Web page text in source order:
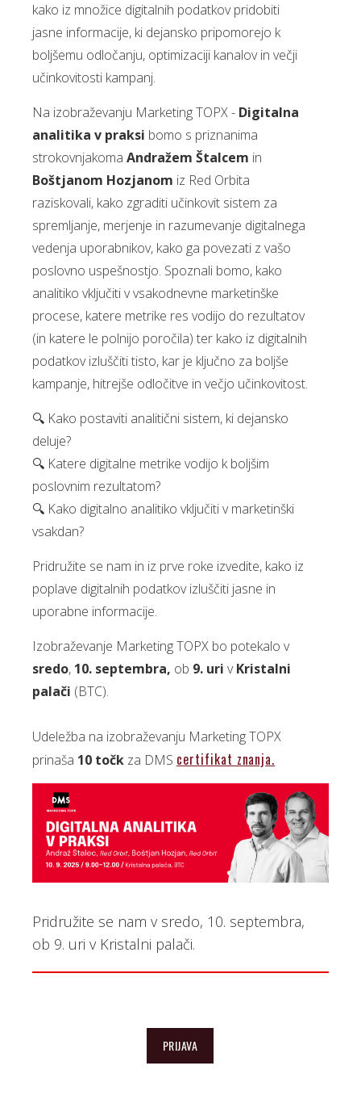
kako iz množice digitalnih podatkov pridobiti
jasne informacije, ki dejansko pripomorejo k
boljšemu odločanju, optimizaciji kanalov in večji
učinkovitosti kampanj.
Na izobraževanju Marketing TOPX - Digitalna
analitika v praksi bomo s priznanima
strokovnjakoma Andražem Štalcem in
Boštjanom Hozjanom iz Red Orbita
raziskovali, kako zgraditi učinkovit sistem za
spremljanje, merjenje in razumevanje digitalnega
vedenja uporabnikov, kako ga povezati z vašo
poslovno uspešnostjo. Spoznali bomo, kako
analitiko vključiti v vsakodnevne marketinške
procese, katere metrike res vodijo do rezultatov
(in katere le polnijo poročila) ter kako iz digitalnih
podatkov izluščiti tisto, kar je ključno za boljše
kampanje, hitrejše odločitve in večjo učinkovitost.
🔍 Kako postaviti analitični sistem, ki dejansko
deluje?
🔍 Katere digitalne metrike vodijo k boljšim
poslovnim rezultatom?
🔍 Kako digitalno analitiko vključiti v marketinški
vsakdan?
Pridružite se nam in iz prve roke izvedite, kako iz
poplave digitalnih podatkov izluščiti jasne in
uporabne informacije.
Izobraževanje Marketing TOPX bo potekalo v
sredo, 10. septembra, ob 9. uri vKristalni
palači (BTC).
Udeležba na izobraževanju Marketing TOPX
prinaša 10 točk za DMS certifikat znanja.
Pridružite se nam v sredo, 10. septembra,
ob 9. uri v Kristalni palači.
PRIJAVA